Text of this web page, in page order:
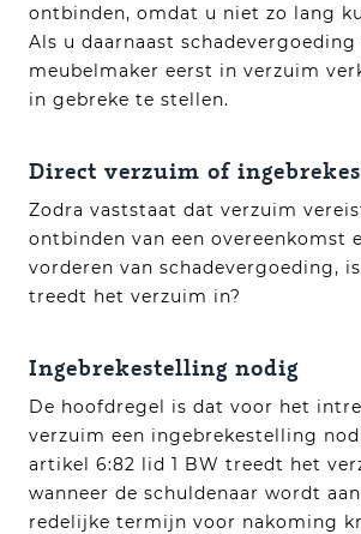
ontbinden, omdat u niet zo lang
Als u daarnaast
meubelmaker eerst in verzuim
in gebreke te stellen.
Direct verzuim of
Zodra vaststaat dat verzuim
ontbinden van een overeenkomst
vorderen van schadevergoeding,
treedt het verzuim in?
Ingebrekestelling nodig
De hoofdregel is dat voor het
verzuim een ingebrekestelling
artikel 6:82 lid 1 BW treedt het
wanneer de schuldenaar wordt
redelijke termijn voor nakoming